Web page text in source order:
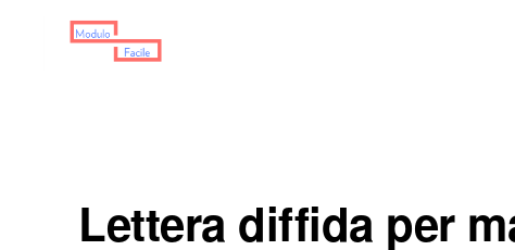
Lettera diffida per